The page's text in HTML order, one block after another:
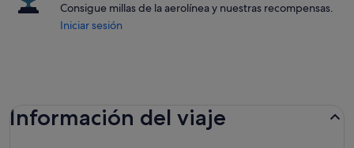
Consigue millas de la aerolínea y nuestras recompensas.
Iniciar sesión
Información del viaje